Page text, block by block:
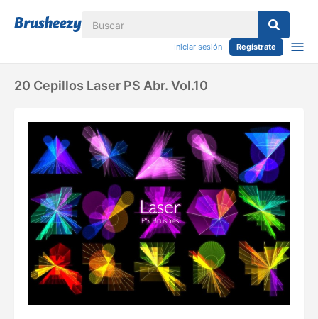
Iniciar sesión Regístrate
20 Cepillos Laser PS Abr. Vol.10